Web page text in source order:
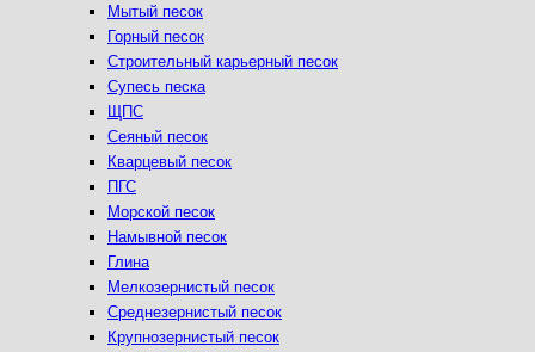
Мытый песок
Горный песок
Строительный карьерный песок
Супесь песка
ЩПС
Сеяный песок
Кварцевый песок
ПГС
Морской песок
Намывной песок
Глина
Мелкозернистый песок
Среднезернистый песок
Крупнозернистый песок